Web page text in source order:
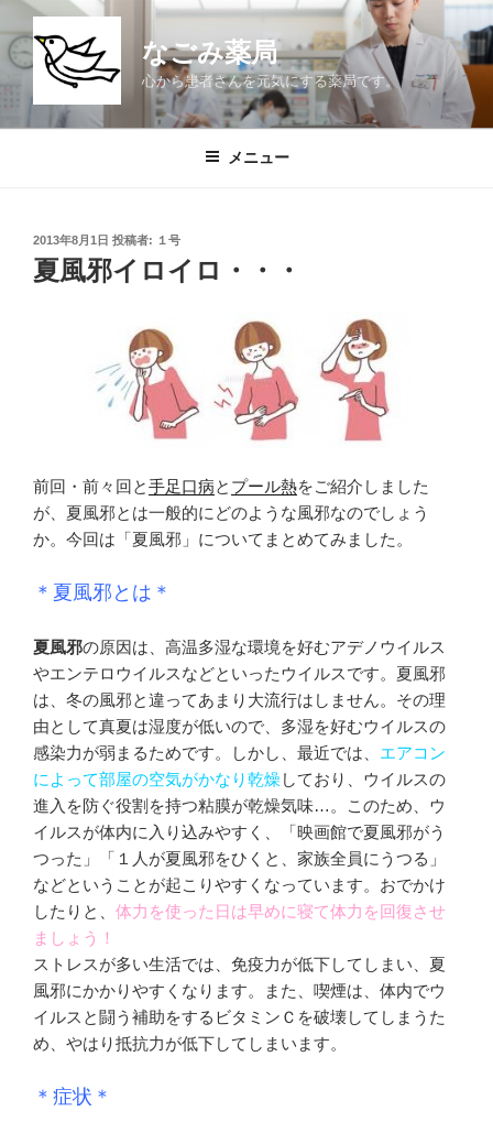
ン
テ
なごみ薬局
心から患者さんを元気にする薬局です。
メニュー
投
稿
日:
2013年8月1日 投稿者: １号
夏風邪イロイロ・・・
前回・前々回と手足口病と プール熱をご紹介しました
が、夏風邪とは一般的にどのような風邪なのでしょう
か。今回は「夏風邪」についてまとめてみました。
＊夏風邪とは＊
夏風邪の原因は、高温多湿な環境を好むアデノウイルス
やエンテロウイルスなどといったウイルスです。夏風邪
は、冬の風邪と違ってあまり大流行はしません。その理
由として真夏は湿度が低いので、多湿を好むウイルスの
感染力が弱まるためです。しかし、最近では、 エアコン
によって部屋の空気がかなり乾燥 しており、ウイルスの
進入を防ぐ役割を持つ粘膜が乾燥気味…。このため、ウ
イルスが体内に入り込みやすく、「映画館で夏風邪がう
つった」「１人が夏風邪をひくと、家族全員にうつる」
などということが起こりやすくなっています。おでかけ
したりと、 体力を使った日は早めに寝て体力を回復させ
ましょう！
ストレスが多い生活では、免疫力が低下してしまい、夏
風邪にかかりやすくなります。また、喫煙は、体内でウ
イルスと闘う補助をするビタミンＣを破壊してしまうた
め、やはり抵抗力が低下してしまいます。
＊症状＊